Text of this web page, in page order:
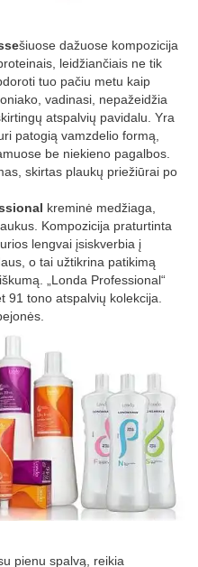
šiuose dažuose kompozicija
leidžiančiais ne tik
tuo pačiu metu kaip
vadinasi, nepažeidžia
atspalvių pavidalu. Yra
patogią vamzdelio formą,
be niekieno pagalbos.
skirtas plaukų priežiūrai po
kreminė medžiaga,
Kompozicija praturtinta
lengvai įsiskverbia į
o tai užtikrina patikimą
„Londa Professional“
91 tono atspalvių kolekcija.
pienu spalvą, reikia